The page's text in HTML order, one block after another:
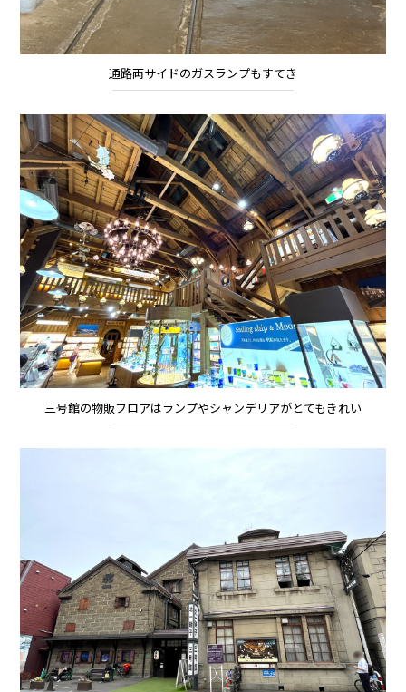
通路両サイドのガスランプもすてき
三号館の物販フロアはランプやシャンデリアがとてもきれい